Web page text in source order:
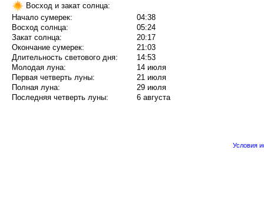
Восход и закат солнца:
Начало сумерек:
04:38
Восход солнца:
05:24
Закат солнца:
20:17
Окончание сумерек:
21:03
Длительность светового дня:
14:53
Молодая луна:
14 июля
Первая четверть луны:
21 июля
Полная луна:
29 июля
Последняя четверть луны:
6 августа
Условия